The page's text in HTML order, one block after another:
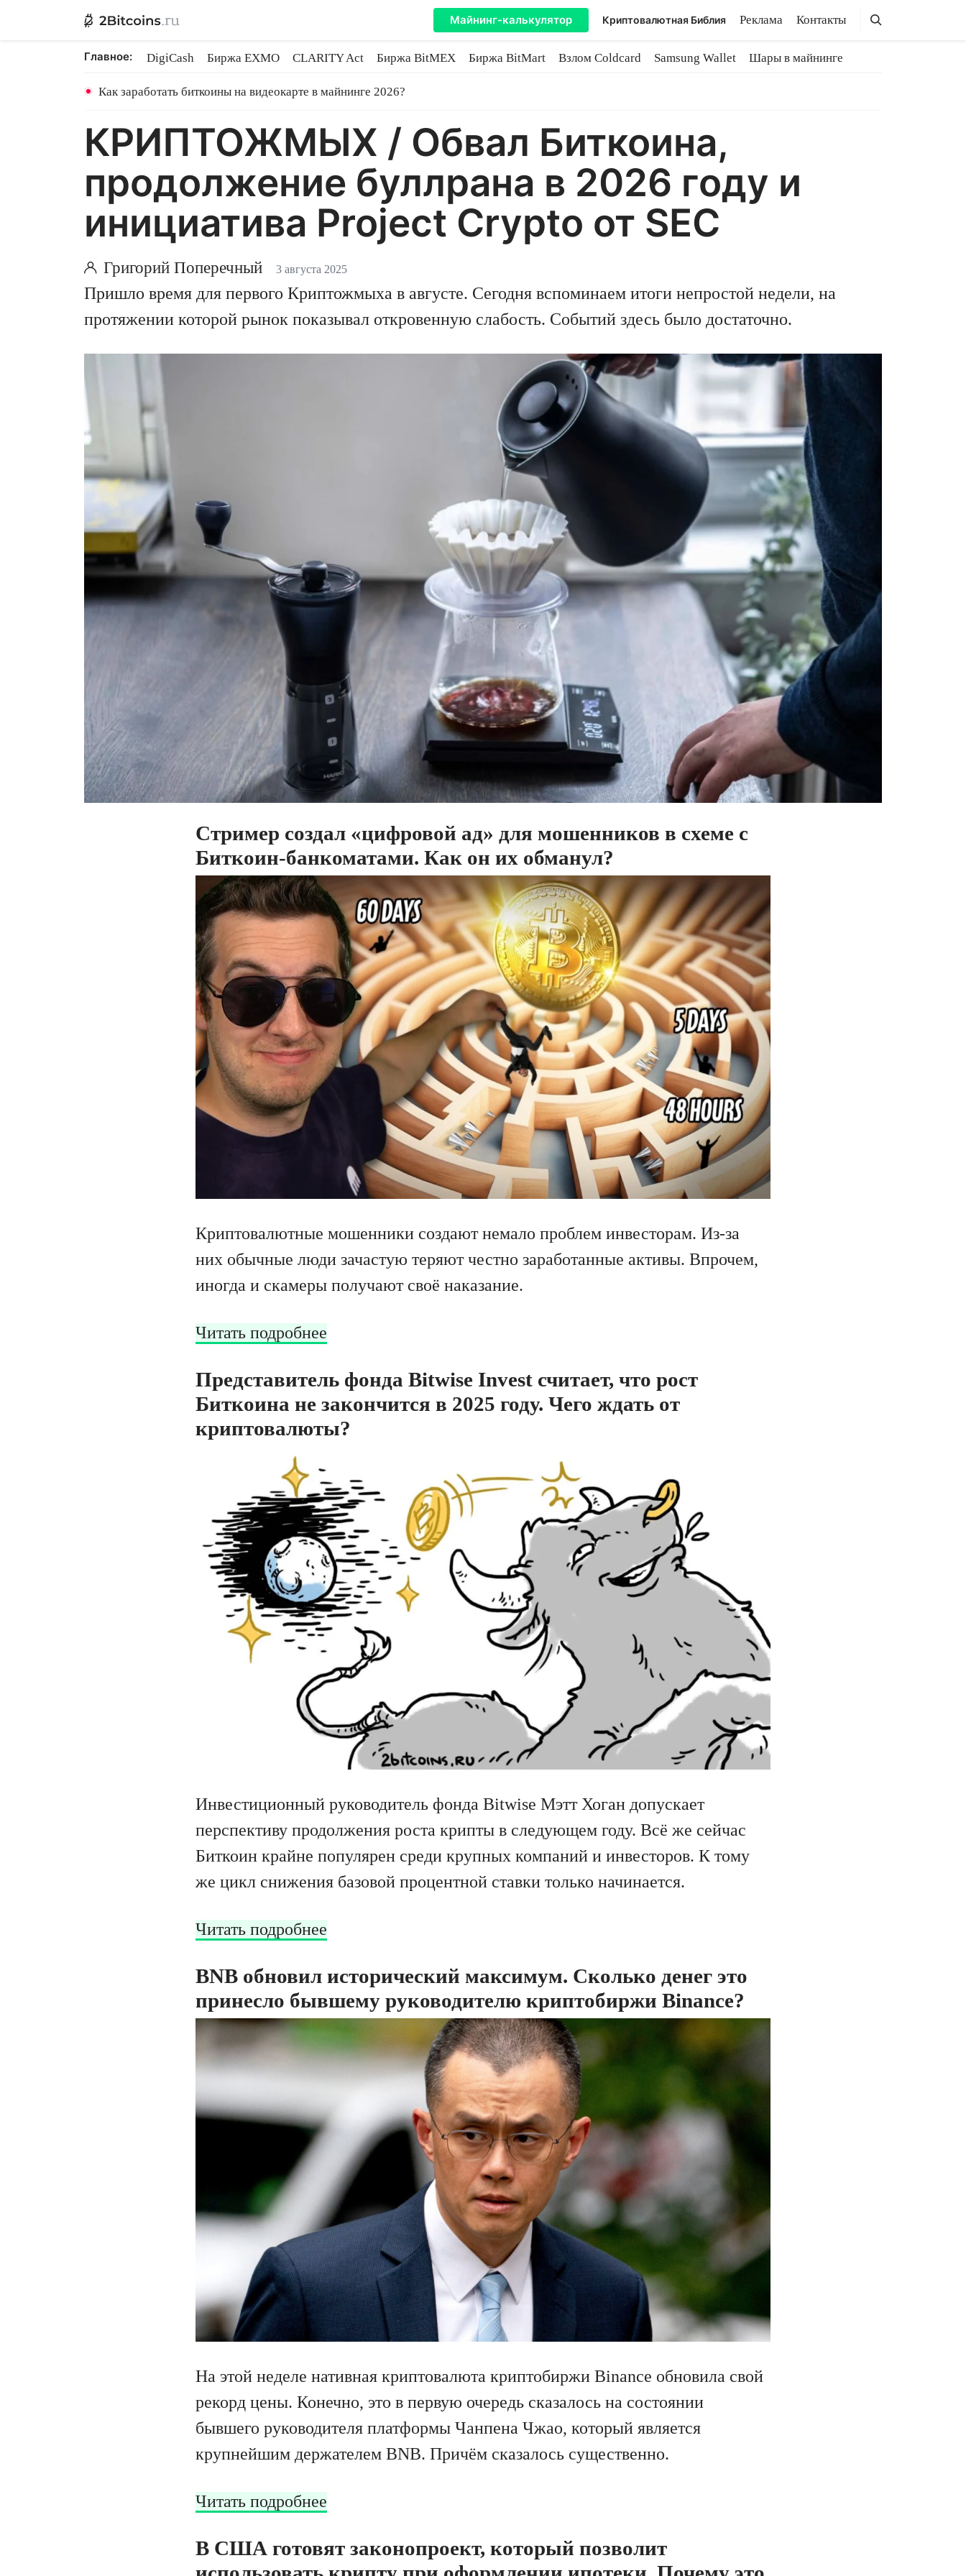
Майнинг-калькулятор Криптовалютная Библия Реклама Контакты Поиск
Поиск
Главное: DigiCash Биржа EXMO CLARITY Act Биржа BitMEX Биржа BitMart Взлом Coldcard Samsung Wallet
Шары в майнинге
Как заработать биткоины на видеокарте в майнинге 2026?
КРИПТОЖМЫХ / Обвал Биткоина,
продолжение буллрана в 2026 году и
инициатива Project Crypto от SEC
Григорий Поперечный 3 августа 2025
Пришло время для первого Криптожмыха в августе. Сегодня вспоминаем итоги непростой недели, на
протяжении которой рынок показывал откровенную слабость. Событий здесь было достаточно.
Стример создал «цифровой ад» для мошенников в схеме с
Биткоин-банкоматами. Как он их обманул?
Криптовалютные мошенники создают немало проблем инвесторам. Из-за
них обычные люди зачастую теряют честно заработанные активы. Впрочем,
иногда и скамеры получают своё наказание.
Читать подробнее
Представитель фонда Bitwise Invest считает, что рост
Биткоина не закончится в 2025 году. Чего ждать от
криптовалюты?
Инвестиционный руководитель фонда Bitwise Мэтт Хоган допускает
перспективу продолжения роста крипты в следующем году. Всё же сейчас
Биткоин крайне популярен среди крупных компаний и инвесторов. К тому
же цикл снижения базовой процентной ставки только начинается.
Читать подробнее
BNB обновил исторический максимум. Сколько денег это
принесло бывшему руководителю криптобиржи Binance?
На этой неделе нативная криптовалюта криптобиржи Binance обновила свой
рекорд цены. Конечно, это в первую очередь сказалось на состоянии
бывшего руководителя платформы Чанпена Чжао, который является
крупнейшим держателем BNB. Причём сказалось существенно.
Читать подробнее
В США готовят законопроект, который позволит